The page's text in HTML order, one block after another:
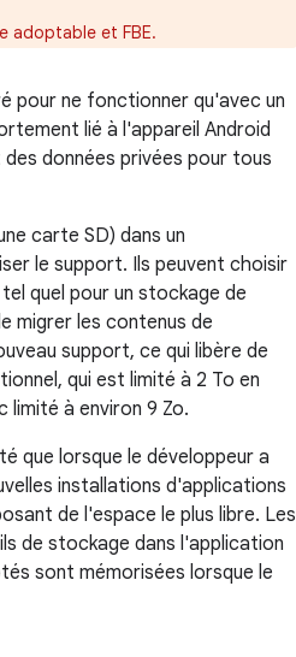
adoptable et FBE.
ne fonctionner qu'avec un
lié à l'appareil Android
données privées pour tous
carte SD) dans un
le support. Ils peuvent choisir
quel pour un stockage de
migrer les contenus de
support, ce qui libère de
qui est limité à 2 To en
limité à environ 9 Zo.
que lorsque le développeur a
installations d'applications
de l'espace le plus libre. Les
de stockage dans l'application
sont mémorisées lorsque le